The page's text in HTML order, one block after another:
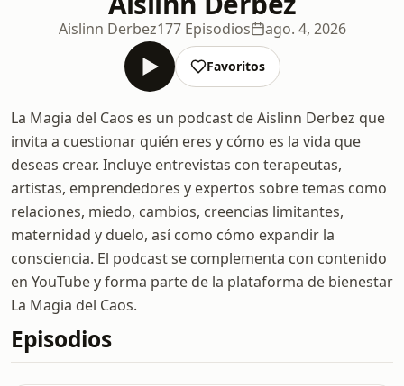
Aislinn Derbez177 Episodios ago. 4, 2026
Favoritos
La Magia del Caos es un podcast de Aislinn Derbez que
invita a cuestionar quién eres y cómo es la vida que
deseas crear. Incluye entrevistas con terapeutas,
artistas, emprendedores y expertos sobre temas como
relaciones, miedo, cambios, creencias limitantes,
maternidad y duelo, así como cómo expandir la
consciencia. El podcast se complementa con contenido
en YouTube y forma parte de la plataforma de bienestar
La Magia del Caos.
Episodios